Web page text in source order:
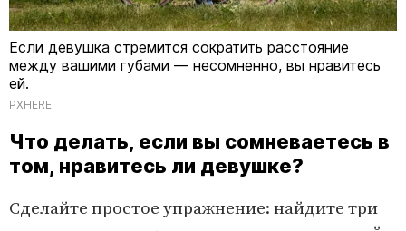
Если девушка стремится сократить расстояние
между вашими губами — несомненно, вы нравитесь
ей.
PXHERE
Что делать, если вы сомневаетесь в
том, нравитесь ли девушке?
Сделайте простое упражнение: найдите три